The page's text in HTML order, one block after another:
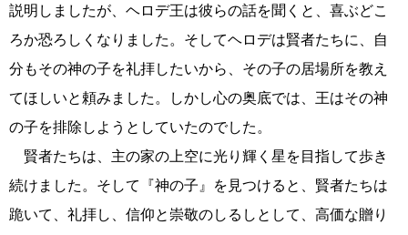
説明しましたが、ヘロデ王は彼らの話を聞くと、喜ぶどこ
ろか恐ろしくなりました。そしてヘロデは賢者たちに、自
分もその神の子を礼拝したいから、その子の居場所を教え
てほしいと頼みました。しかし心の奥底では、王はその神
の子を排除しようとしていたのでした。
賢者たちは、主の家の上空に光り輝く星を目指して歩き
続けました。そして『神の子』を見つけると、賢者たちは
跪いて、礼拝し、信仰と崇敬のしるしとして、高価な贈り